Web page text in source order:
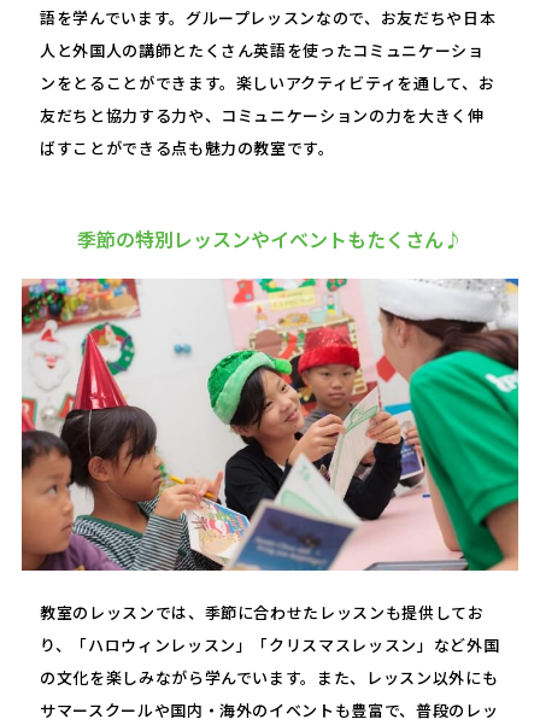
語を学んでいます。グループレッスンなので、お友だちや日本
人と外国人の講師とたくさん英語を使ったコミュニケーショ
ンをとることができます。楽しいアクティビティを通して、お
友だちと協力する力や、コミュニケーションの力を大きく伸
ばすことができる点も魅力の教室です。
季節の特別レッスンやイベントもたくさん♪
教室のレッスンでは、季節に合わせたレッスンも提供してお
り、「ハロウィンレッスン」「クリスマスレッスン」など外国
の文化を楽しみながら学んでいます。また、レッスン以外にも
サマースクールや国内・海外のイベントも豊富で、普段のレッ